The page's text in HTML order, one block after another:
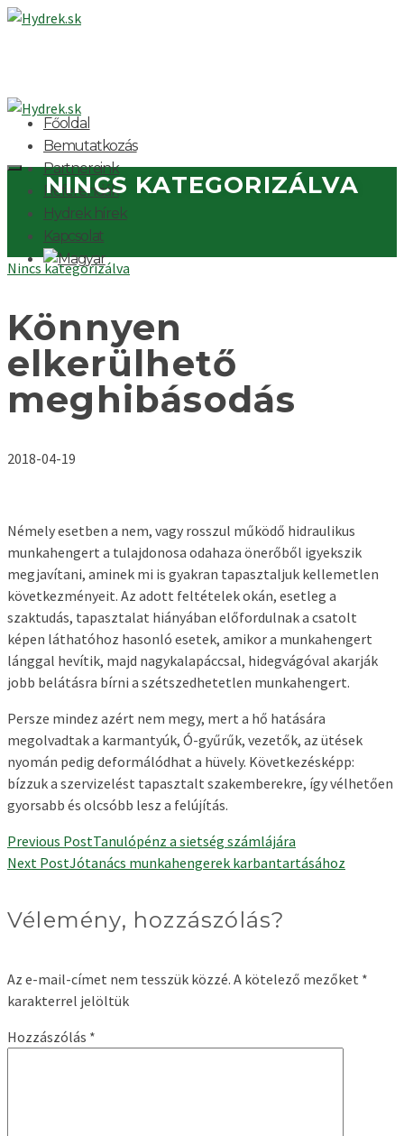
Főoldal
Bemutatkozás
Partnereink
Referenciák
Hydrek hírek
Kapcsolat
NINCS KATEGORIZÁLVA
Nincs kategorizálva
Könnyen
elkerülhető
meghibásodás
2018-04-19
Némely esetben a nem, vagy rosszul működő hidraulikus
munkahengert a tulajdonosa odahaza önerőből igyekszik
megjavítani, aminek mi is gyakran tapasztaljuk kellemetlen
következményeit. Az adott feltételek okán, esetleg a
szaktudás, tapasztalat hiányában előfordulnak a csatolt
képen láthatóhoz hasonló esetek, amikor a munkahengert
lánggal hevítik, majd nagykalapáccsal, hidegvágóval akarják
jobb belátásra bírni a szétszedhetetlen munkahengert.
Persze mindez azért nem megy, mert a hő hatására
megolvadtak a karmantyúk, Ó-gyűrűk, vezetők, az ütések
nyomán pedig deformálódhat a hüvely. Következésképp:
bízzuk a szervizelést tapasztalt szakemberekre, így vélhetően
gyorsabb és olcsóbb lesz a felújítás.
Previous PostTanulópénz a sietség számlájára
Next PostJótanács munkahengerek karbantartásához
Vélemény, hozzászólás?
Az e-mail-címet nem tesszük közzé. A kötelező mezőket *
karakterrel jelöltük
Hozzászólás *